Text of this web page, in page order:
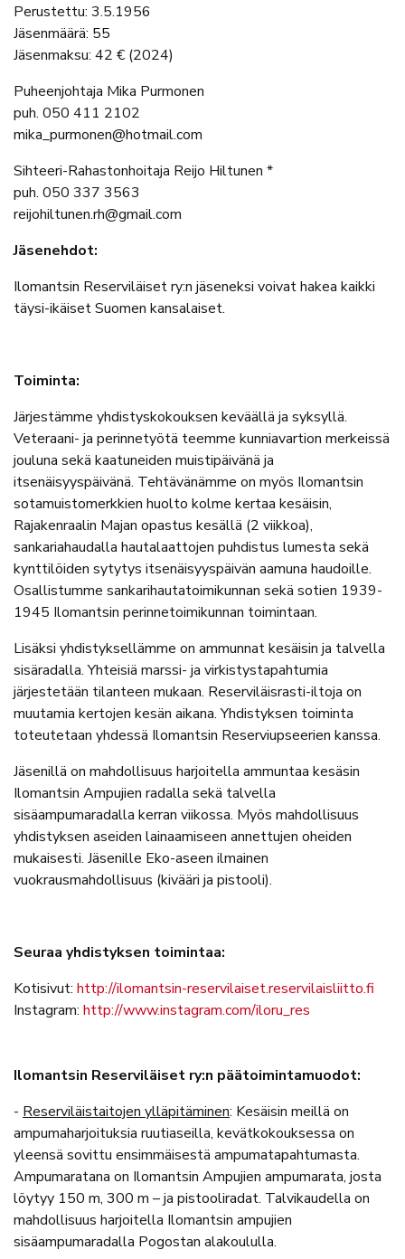
Perustettu: 3.5.1956
Jäsenmäärä: 55
Jäsenmaksu: 42 € (2024)
Puheenjohtaja Mika Purmonen
puh. 050 411 2102
mika_purmonen@hotmail.com
Sihteeri-Rahastonhoitaja Reijo Hiltunen *
puh. 050 337 3563
reijohiltunen.rh@gmail.com
Jäsenehdot:
Ilomantsin Reserviläiset ry:n jäseneksi voivat hakea kaikki
täysi-ikäiset Suomen kansalaiset.
Toiminta:
Järjestämme yhdistyskokouksen keväällä ja syksyllä.
Veteraani- ja perinnetyötä teemme kunniavartion merkeissä
jouluna sekä kaatuneiden muistipäivänä ja
itsenäisyyspäivänä. Tehtävänämme on myös Ilomantsin
sotamuistomerkkien huolto kolme kertaa kesäisin,
Rajakenraalin Majan opastus kesällä (2 viikkoa),
sankariahaudalla hautalaattojen puhdistus lumesta sekä
kynttilöiden sytytys itsenäisyyspäivän aamuna haudoille.
Osallistumme sankarihautatoimikunnan sekä sotien 1939-
1945 Ilomantsin perinnetoimikunnan toimintaan.
Lisäksi yhdistyksellämme on ammunnat kesäisin ja talvella
sisäradalla. Yhteisiä marssi- ja virkistystapahtumia
järjestetään tilanteen mukaan. Reserviläisrasti-iltoja on
muutamia kertojen kesän aikana. Yhdistyksen toiminta
toteutetaan yhdessä Ilomantsin Reserviupseerien kanssa.
Jäsenillä on mahdollisuus harjoitella ammuntaa kesäsin
Ilomantsin Ampujien radalla sekä talvella
sisäampumaradalla kerran viikossa. Myös mahdollisuus
yhdistyksen aseiden lainaamiseen annettujen oheiden
mukaisesti. Jäsenille Eko-aseen ilmainen
vuokrausmahdollisuus (kivääri ja pistooli).
Seuraa yhdistyksen toimintaa:
Kotisivut: http://ilomantsin-reservilaiset.reservilaisliitto.fi
Instagram: http://www.instagram.com/iloru_res
Ilomantsin Reserviläiset ry:n päätoimintamuodot:
- Reserviläistaitojen ylläpitäminen: Kesäisin meillä on
ampumaharjoituksia ruutiaseilla, kevätkokouksessa on
yleensä sovittu ensimmäisestä ampumatapahtumasta.
Ampumaratana on Ilomantsin Ampujien ampumarata, josta
löytyy 150 m, 300 m – ja pistooliradat. Talvikaudella on
mahdollisuus harjoitella Ilomantsin ampujien
sisäampumaradalla Pogostan alakoululla.